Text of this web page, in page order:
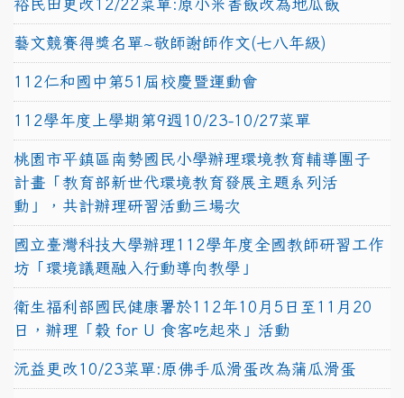
裕民田更改12/22菜單:原小米香飯改為地瓜飯
藝文競賽得獎名單~敬師謝師作文(七八年級)
112仁和國中第51屆校慶暨運動會
112學年度上學期第9週10/23-10/27菜單
桃園市平鎮區南勢國民小學辦理環境教育輔導團子
計畫「教育部新世代環境教育發展主題系列活
動」，共計辦理研習活動三場次
國立臺灣科技大學辦理112學年度全國教師研習工作
坊「環境議題融入行動導向教學」
衛生福利部國民健康署於112年10月5日至11月20
日，辦理「穀 for U 食客吃起來」活動
沅益更改10/23菜單:原佛手瓜滑蛋改為蒲瓜滑蛋